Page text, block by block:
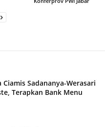
Ciamis Sadananya-Werasari
Terapkan Bank Menu